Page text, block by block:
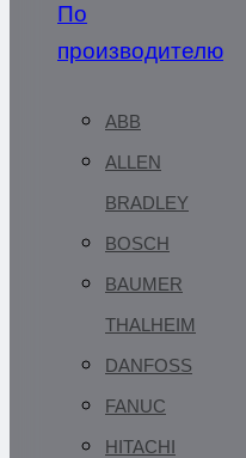
По
производителю
ABB
ALLEN
BRADLEY
BOSCH
BAUMER
THALHEIM
DANFOSS
FANUC
HITACHI